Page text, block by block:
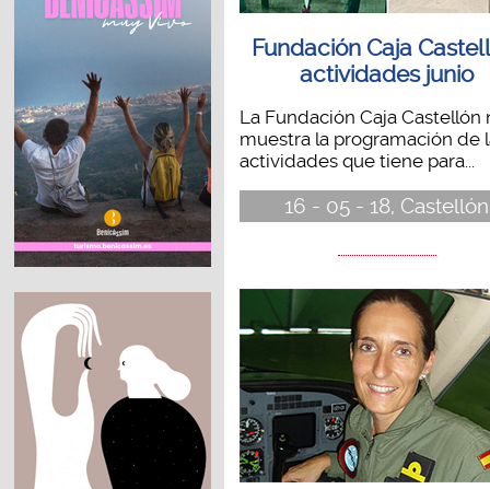
Fundación Caja
actividades junio
La Fundación Caja Castellón
muestra la programación de
actividades que tiene para...
16 - 05 - 18, Castellón